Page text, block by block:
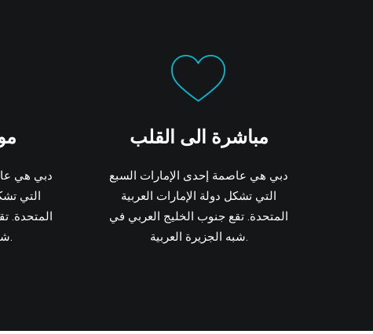
دبي هي
التي
المتحدة.
شبه الجزيرة العربية.
مباشرة الى القلب
دبي هي عاصمة إحدى الإمارات السبع
التي تشكل دولة الإمارات العربية
المتحدة. تقع جنوب الخليج العربي في
شبه الجزيرة العربية.